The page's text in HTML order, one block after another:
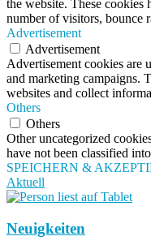
the website. These
number of visitors, bounce
Advertisement
Advertisement
Advertisement cookies are
and marketing campaigns.
websites and collect
Others
Others
Other uncategorized
have not been classified
SPEICHERN &
Aktuell
Neuigkeiten